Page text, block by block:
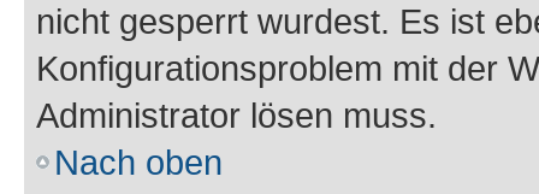
nicht gesperrt wurdest. Es ist
Konfigurationsproblem mit der
Administrator lösen muss.
Nach oben